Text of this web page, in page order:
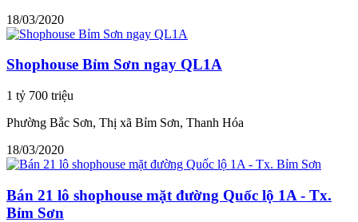
18/03/2020
Shophouse Bỉm Sơn ngay QL1A
1 tỷ 700 triệu
Phường Bắc Sơn, Thị xã Bỉm Sơn, Thanh Hóa
18/03/2020
Bán 21 lô shophouse mặt đường Quốc lộ 1A - Tx.
Bỉm Sơn